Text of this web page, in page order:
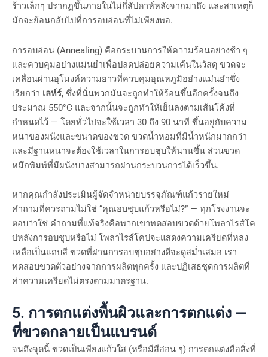
ร้าวเล็กๆ ปรากฏขึ้นภายในไม่กี่สัปดาห์หลังจากมาถึง และสาเหตุก็
มักจะย้อนกลับไปที่การอบอ่อนที่ไม่เพียงพอ.
การอบอ่อน (Annealing) คือกระบวนการให้ความร้อนอย่างช้า ๆ
และควบคุมอย่างแม่นยำเพื่อปลดปล่อยความเค้นในวัสดุ ขวดจะ
เคลื่อนผ่านอุโมงค์ความยาวที่ควบคุมอุณหภูมิอย่างแม่นยำซึ่ง
เรียกว่า เลห์ร์, ซึ่งที่นั่นพวกมันจะถูกทำให้ร้อนขึ้นอีกครั้งจนถึง
ประมาณ 550°C และจากนั้นจะถูกทำให้เย็นลงตามเส้นโค้งที่
กำหนดไว้ — โดยทั่วไปจะใช้เวลา 30 ถึง 90 นาที ขึ้นอยู่กับความ
หนาของผนังและขนาดของขวด ขวดน้ำหอมที่มีน้ำหนักมากกว่า
และมีฐานหนาจะต้องใช้เวลาในการอบชุบให้นานขึ้น ส่วนขวด
หมึกพิมพ์ที่มีผนังบางสามารถผ่านกระบวนการได้เร็วขึ้น.
หากคุณกำลังประเมินผู้จัดจำหน่ายบรรจุภัณฑ์แก้วรายใหม่
คำถามที่ควรถามไม่ใช่ “คุณอบชุบแก้วหรือไม่?” — ทุกโรงงานจะ
ตอบว่าใช่ คำถามที่แท้จริงคือพวกเขาทดสอบขวดด้วยโพลาไรส์โค
ปหลังการอบชุบหรือไม่ โพลาไรส์โคปจะแสดงความเครียดที่หลง
เหลือเป็นแถบสี ขวดที่ผ่านการอบชุบอย่างดีจะดูสม่ำเสมอ เรา
ทดสอบขวดตัวอย่างจากการผลิตทุกครั้ง และปฏิเสธชุดการผลิตที่
ค่าความเครียดไม่ตรงตามมาตรฐาน.
5. การตกแต่งพื้นผิวและการตกแต่ง —
ที่ขวดกลายเป็นแบรนด์
จนถึงจุดนี้ ขวดเป็นเพียงแก้วใส (หรือมีสีอ่อน ๆ) การตกแต่งคือสิ่งที่